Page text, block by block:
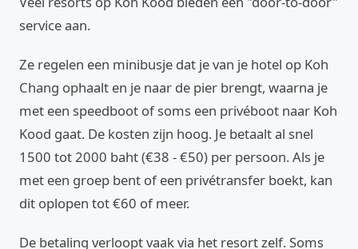
service aan.
Ze regelen een minibusje dat je van je hotel op Koh
Chang ophaalt en je naar de pier brengt, waarna je
met een speedboot of soms een privéboot naar Koh
Kood gaat. De kosten zijn hoog. Je betaalt al snel
1500 tot 2000 baht (€38 - €50) per persoon. Als je
met een groep bent of een privétransfer boekt, kan
dit oplopen tot €60 of meer.
De betaling verloopt vaak via het resort zelf. Soms